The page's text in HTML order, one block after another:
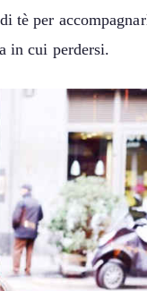
per
in cui perdersi.